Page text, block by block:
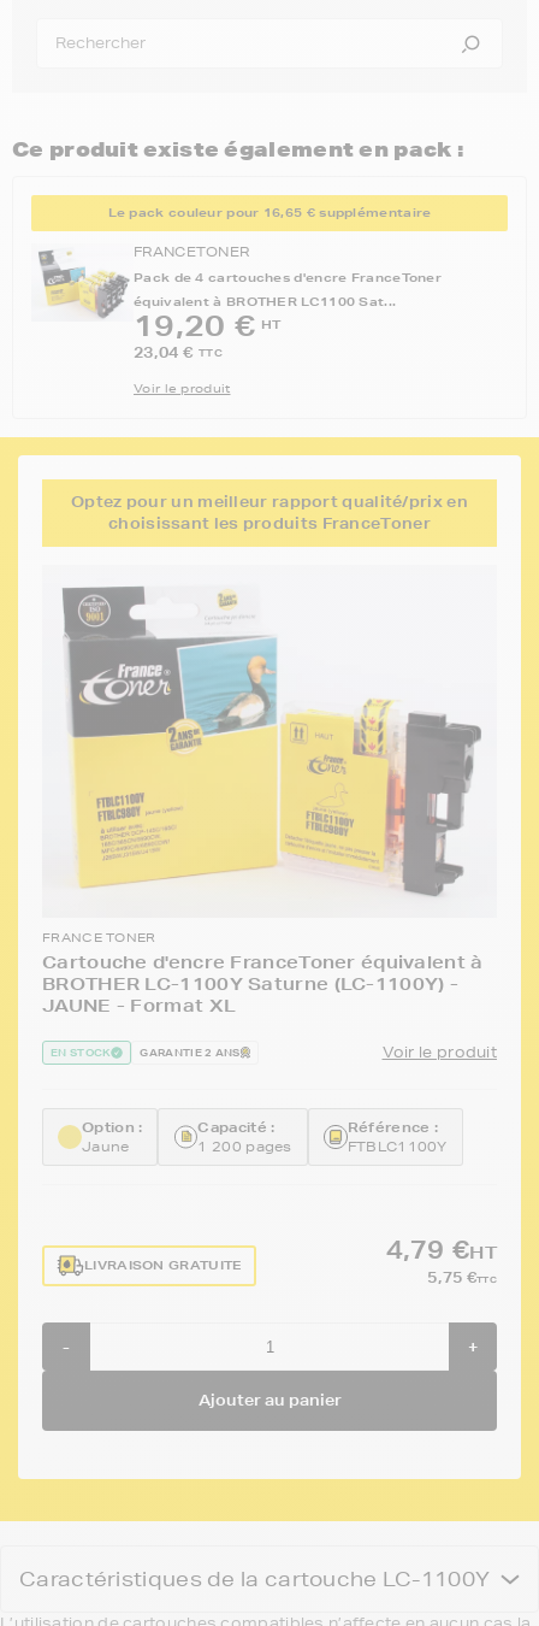
Optez pour un meilleur rapport qualité/prix en
choisissant les produits FranceToner
FRANCE TONER
Cartouche d'encre FranceToner équivalent à
BROTHER LC-1100Y Saturne (LC-1100Y) -
JAUNE - Format XL
EN STOCK GARANTIE 2 ANS Voir le produit
Option :
Jaune
Capacité :
1 200 pages
Référence :
FTBLC1100Y
LIVRAISON GRATUITE
4,79 €HT
5,75 €TTC
- +
Ajouter au panier
Ce produit existe également en pack :
Le pack couleur pour 16,65 € supplémentaire
FRANCETONER
Pack de 4 cartouches d'encre FranceToner
équivalent à BROTHER LC1100 Sat...
19,20 € HT
23,04 € TTC
Voir le produit
Caractéristiques de la cartouche LC-1100Y